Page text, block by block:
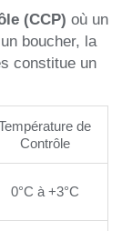
(CCP) où un
boucher, la
constitue un
de
Contrôle
0°C à +3°C